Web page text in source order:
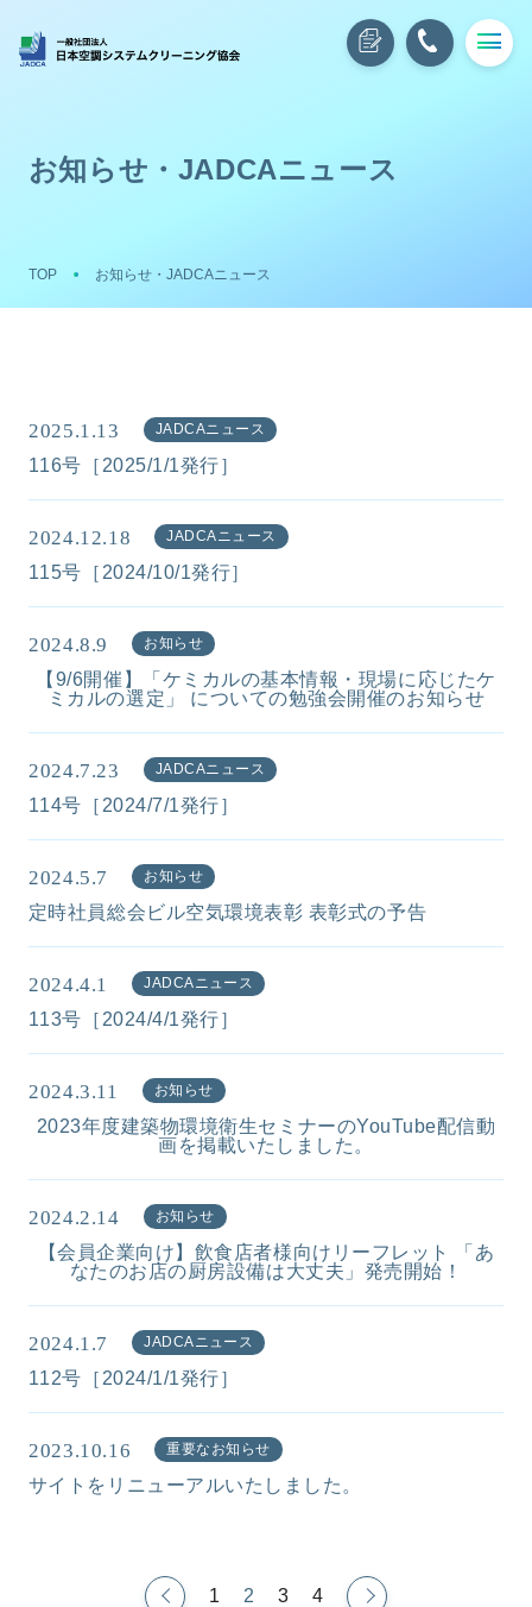
TOP お知らせ・JADCAニュース
お知らせ・JADCAニュース
2025.1.13 JADCAニュース
116号［2025/1/1発行］
2024.12.18 JADCAニュース
115号［2024/10/1発行］
2024.8.9 お知らせ
【9/6開催】「ケミカルの基本情報・現場に応じたケ
ミカルの選定」 についての勉強会開催のお知らせ
2024.7.23 JADCAニュース
114号［2024/7/1発行］
2024.5.7 お知らせ
定時社員総会ビル空気環境表彰 表彰式の予告
2024.4.1 JADCAニュース
113号［2024/4/1発行］
2024.3.11 お知らせ
2023年度建築物環境衛生セミナーのYouTube配信動
画を掲載いたしました。
2024.2.14 お知らせ
【会員企業向け】飲食店者様向けリーフレット 「あ
なたのお店の厨房設備は大丈夫」発売開始！
2024.1.7 JADCAニュース
112号［2024/1/1発行］
2023.10.16 重要なお知らせ
サイトをリニューアルいたしました。
1 2 3 4